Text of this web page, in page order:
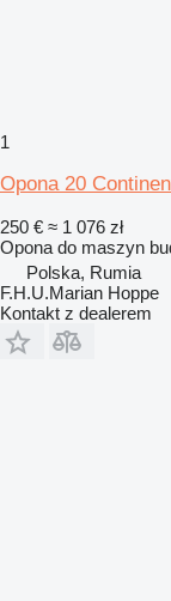
1
Opona 20
250 € ≈ 1 076 zł
Opona do maszyn
Polska, Rumia
F.H.U.Marian Hoppe
Kontakt z dealerem